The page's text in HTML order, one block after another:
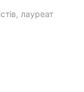
лауреат